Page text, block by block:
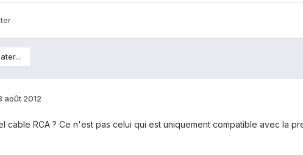
août 2012
cable RCA ? Ce n'est pas celui qui est uniquement compatible avec la